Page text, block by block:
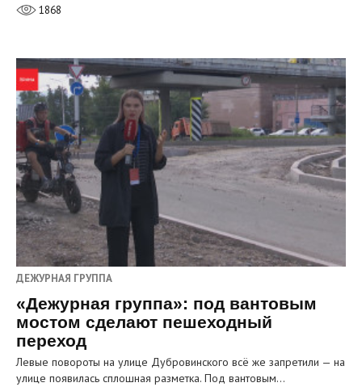
1868
ДЕЖУРНАЯ ГРУППА
«Дежурная группа»: под вантовым
мостом сделают пешеходный
переход
Левые повороты на улице Дубровинского всё же запретили — на
улице появилась сплошная разметка. Под вантовым…